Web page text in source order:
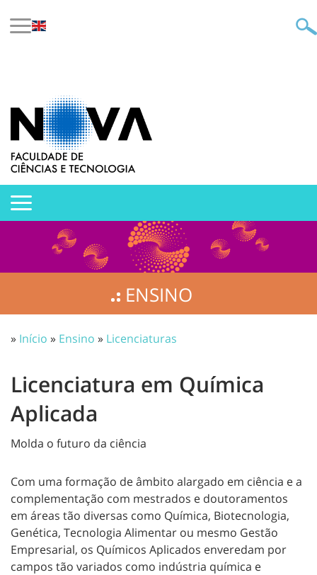
ENSINO
» Início » Ensino » Licenciaturas
Licenciatura em Química
Aplicada
Molda o futuro da ciência
Com uma formação de âmbito alargado em ciência e a
complementação com mestrados e doutoramentos
em áreas tão diversas como Química, Biotecnologia,
Genética, Tecnologia Alimentar ou mesmo Gestão
Empresarial, os Químicos Aplicados enveredam por
campos tão variados como indústria química e